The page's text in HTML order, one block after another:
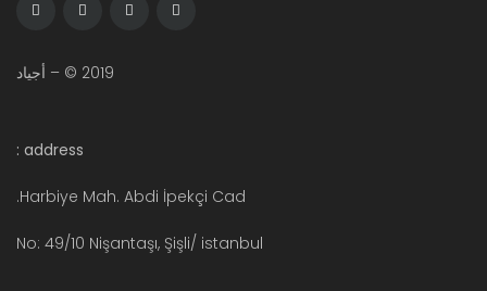
2019 © – أجياد
address :
Harbiye Mah. Abdi İpekçi Cad.
No: 49/10 Nişantaşı, Şişli/ istanbul